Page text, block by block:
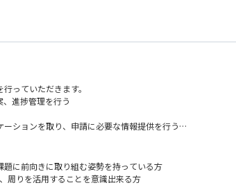
っていただきます。
、進捗管理を行う
ションを取り、申請に必要な情報提供を行う
中国ではNMPA、その他海外の法規関連当局とコミュニケーシ
に前向きに取り組む姿勢を持っている方
周りを活用することを意識出来る方